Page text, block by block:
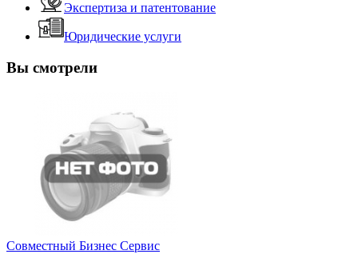
Экспертиза и патентование
Юридические услуги
Вы смотрели
Совместный Бизнес Сервис